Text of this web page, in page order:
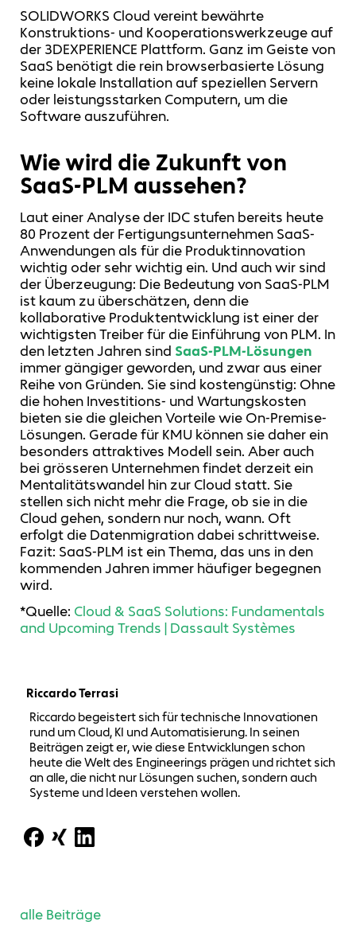
SOLIDWORKS Cloud vereint bewährte
Konstruktions- und Kooperationswerkzeuge auf
der 3DEXPERIENCE Plattform. Ganz im Geiste von
SaaS benötigt die rein browserbasierte Lösung
keine lokale Installation auf speziellen Servern
oder leistungsstarken Computern, um die
Software auszuführen.
Wie wird die Zukunft von
SaaS-PLM aussehen?
Laut einer Analyse der IDC stufen bereits heute
80 Prozent der Fertigungsunternehmen SaaS-
Anwendungen als für die Produktinnovation
wichtig oder sehr wichtig ein. Und auch wir sind
der Überzeugung: Die Bedeutung von SaaS-PLM
ist kaum zu überschätzen, denn die
kollaborative Produktentwicklung ist einer der
wichtigsten Treiber für die Einführung von PLM. In
den letzten Jahren sind SaaS-PLM-Lösungen
immer gängiger geworden, und zwar aus einer
Reihe von Gründen. Sie sind kostengünstig: Ohne
die hohen Investitions- und Wartungskosten
bieten sie die gleichen Vorteile wie On-Premise-
Lösungen. Gerade für KMU können sie daher ein
besonders attraktives Modell sein. Aber auch
bei grösseren Unternehmen findet derzeit ein
Mentalitätswandel hin zur Cloud statt. Sie
stellen sich nicht mehr die Frage, ob sie in die
Cloud gehen, sondern nur noch, wann. Oft
erfolgt die Datenmigration dabei schrittweise.
Fazit: SaaS-PLM ist ein Thema, das uns in den
kommenden Jahren immer häufiger begegnen
wird.
*Quelle: Cloud & SaaS Solutions: Fundamentals
and Upcoming Trends | Dassault Systèmes
Riccardo Terrasi
Riccardo begeistert sich für technische Innovationen
rund um Cloud, KI und Automatisierung. In seinen
Beiträgen zeigt er, wie diese Entwicklungen schon
heute die Welt des Engineerings prägen und richtet sich
an alle, die nicht nur Lösungen suchen, sondern auch
Systeme und Ideen verstehen wollen.
alle Beiträge